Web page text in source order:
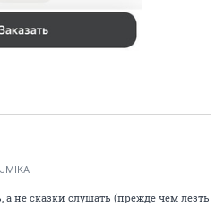
а не сказки слушать (прежде чем лезть